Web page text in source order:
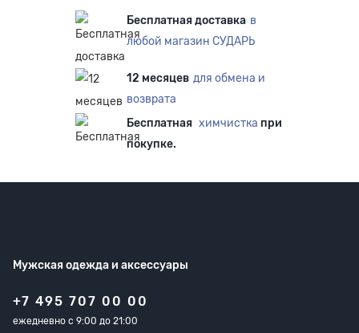
Бесплатная доставка в
любой магазин СУДАРЬ
12 месяцев для обмена и
возврата
Бесплатная химчистка при
покупке.
Мужская одежда и аксессуары
+7 495 707 00 00
ежедневно с 9:00 до 21:00